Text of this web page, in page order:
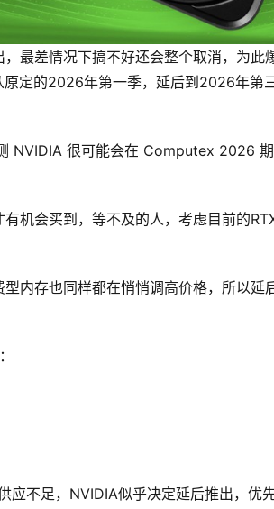
最差情况下搞不好还会整个取消，为此
原定的2026年第一季，延后到2026年第
NVIDIA 很可能会在 Computex 2026
机会买到，等不及的人，考虑目前的
内存也同样都在悄悄调高价格，所以延
应不足，NVIDIA似乎决定延后推出，优